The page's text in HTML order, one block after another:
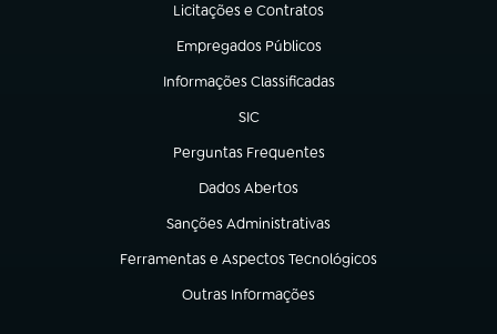
Licitações e Contratos
(abre em nova aba)
Empregados Públicos
(abre em nova aba)
Informações Classificadas
(abre em nova aba)
SIC
(abre em nova aba)
Perguntas Frequentes
(abre em nova aba)
Dados Abertos
(abre em nova aba)
Sanções Administrativas
(abre em nova aba)
Ferramentas e Aspectos Tecnológicos
(abre em nova aba)
Outras Informações
(abre em nova aba)